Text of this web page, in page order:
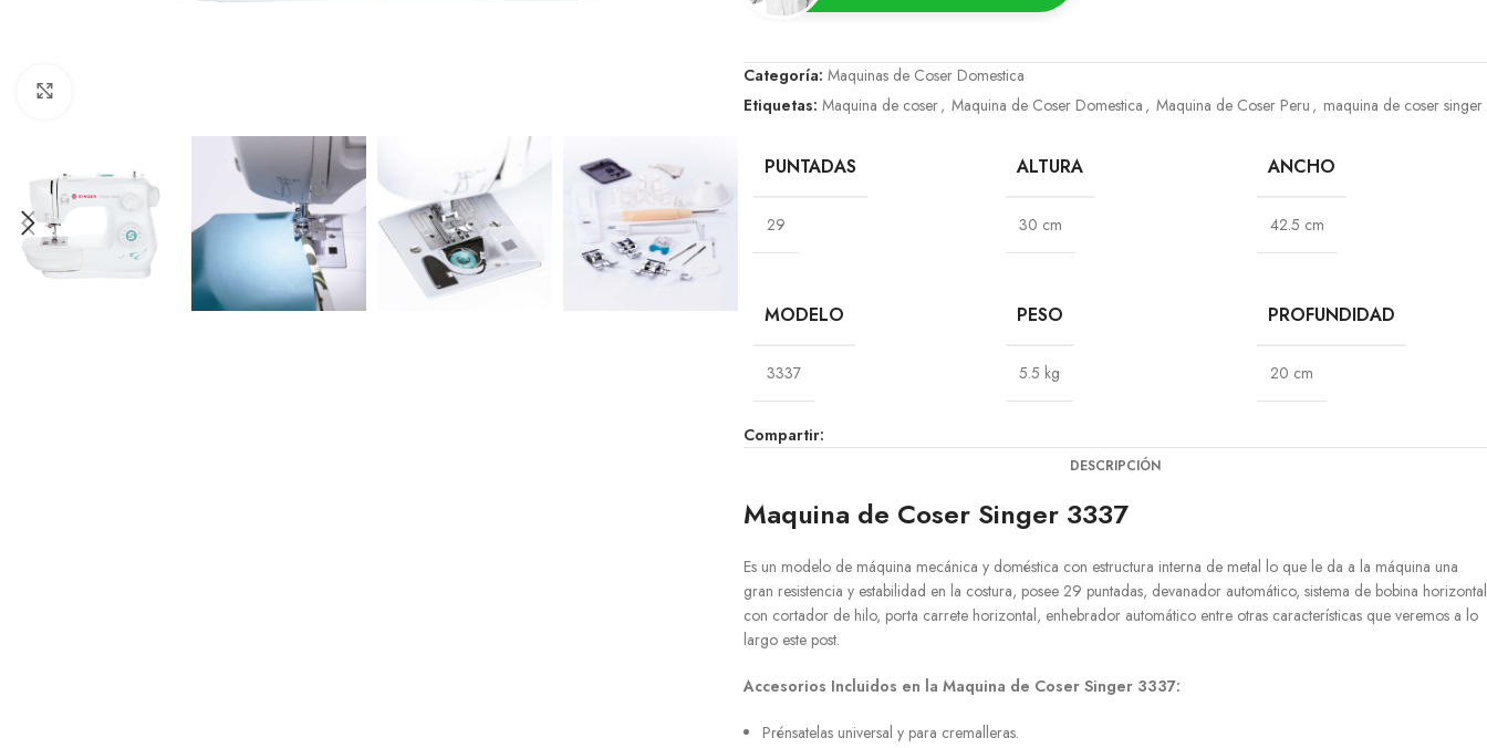
Categoría: Maquinas de Coser Domestica
Etiquetas: Maquina de coser, Maquina de Coser Domestica , Maquina de Coser Peru , maquina de coser singer
PUNTADAS
29
ALTURA
30 cm
ANCHO
42.5 cm
MODELO
3337
PESO
5.5 kg
PROFUNDIDAD
20 cm
Compartir:
DESCRIPCIÓN
Maquina de Coser Singer 3337
Es un modelo de máquina mecánica y doméstica con estructura interna de metal lo que le da a la máquina una
gran resistencia y estabilidad en la costura, posee 29 puntadas, devanador automático, sistema de bobina horizontal
con cortador de hilo, porta carrete horizontal, enhebrador automático entre otras características que veremos a lo
largo este post.
Accesorios Incluidos en la Maquina de Coser Singer 3337:
Prénsatelas universal y para cremalleras.